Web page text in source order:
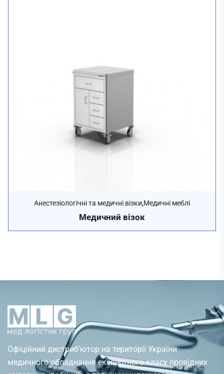
Анестезіологічні та медичні візки,Медичні меблі
Медичний візок
Офіційний дистриб’ютор на території України
медичного обладнання експертного класу провідних